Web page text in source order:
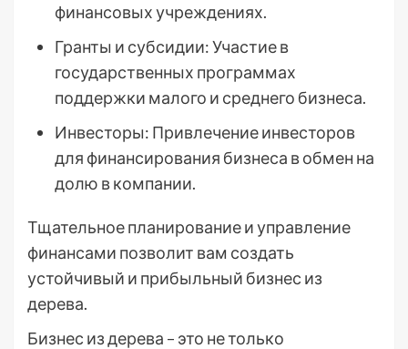
финансовых учреждениях.
Гранты и субсидии: Участие в
государственных программах
поддержки малого и среднего бизнеса.
Инвесторы: Привлечение инвесторов
для финансирования бизнеса в обмен на
долю в компании.
Тщательное планирование и управление
финансами позволит вам создать
устойчивый и прибыльный бизнес из
дерева.
Бизнес из дерева – это не только